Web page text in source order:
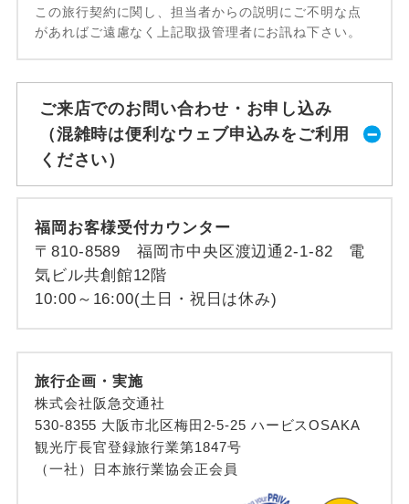
この旅行契約に関し、担当者からの説明にご不明な点
があればご遠慮なく上記取扱管理者にお訊ね下さい。
ご来店でのお問い合わせ・お申し込み
（混雑時は便利なウェブ申込みをご利用
ください）
福岡お客様受付カウンター
〒810-8589 福岡市中央区渡辺通2-1-82 電
気ビル共創館12階
10:00～16:00(土日・祝日は休み)
旅行企画・実施
株式会社阪急交通社
530-8355 大阪市北区梅田2-5-25 ハービスOSAKA
観光庁長官登録旅行業第1847号
（一社）日本旅行業協会正会員